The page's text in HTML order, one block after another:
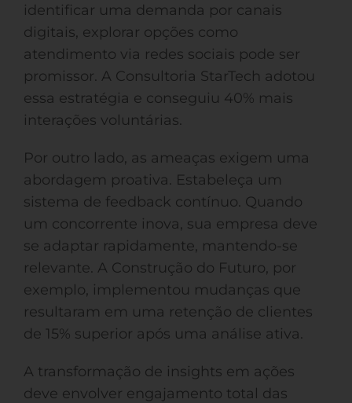
identificar uma demanda por canais
digitais, explorar opções como
atendimento via redes sociais pode ser
promissor. A Consultoria StarTech adotou
essa estratégia e conseguiu 40% mais
interações voluntárias.
Por outro lado, as ameaças exigem uma
abordagem proativa. Estabeleça um
sistema de feedback contínuo. Quando
um concorrente inova, sua empresa deve
se adaptar rapidamente, mantendo-se
relevante. A Construção do Futuro, por
exemplo, implementou mudanças que
resultaram em uma retenção de clientes
de 15% superior após uma análise ativa.
A transformação de insights em ações
deve envolver engajamento total das